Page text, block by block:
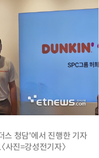
스 청담'에서 진행한 기자
사진=강성전기자〉